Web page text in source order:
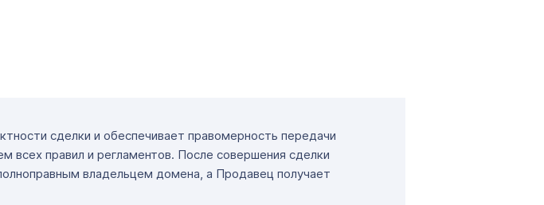
сделки и обеспечивает правомерность передачи
правил и регламентов. После совершения сделки
владельцем домена, а Продавец получает